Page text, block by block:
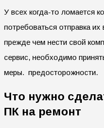
У всех когда-то ломается
потребоваться отправка
прежде чем нести свой
сервис, необходимо
меры. предосторожности.
Что нужно
ПК на ремонт